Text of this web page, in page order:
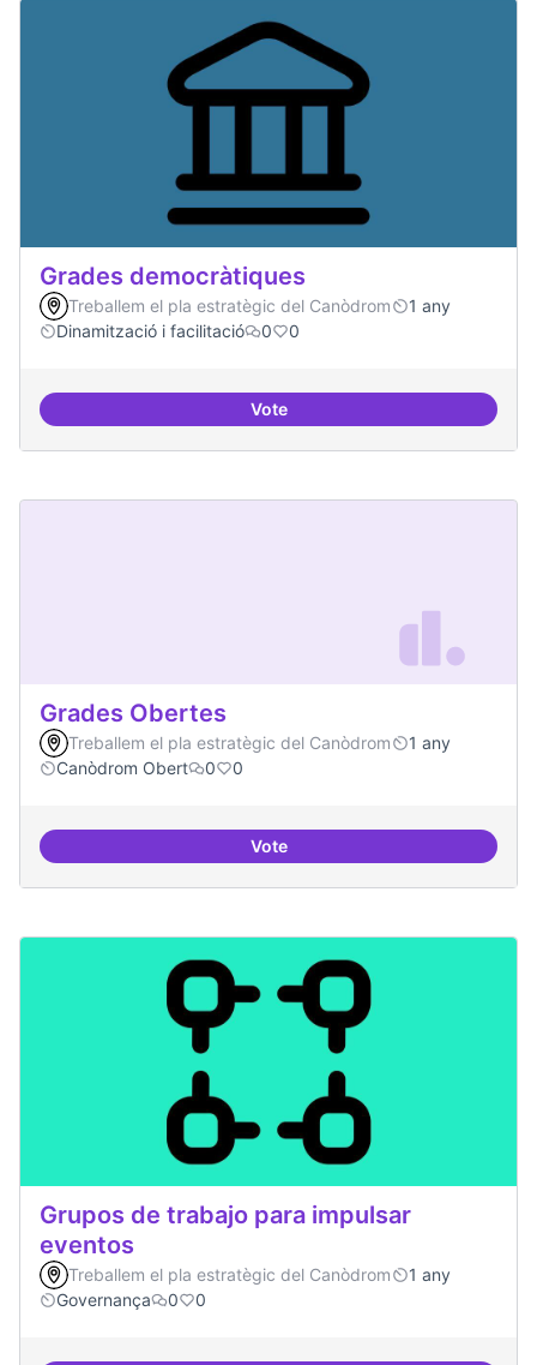
Grades democràtiques
Treballem el pla estratègic del Canòdrom
1 any
Dinamització i facilitació
0 0
VoteGrades democràtiques
Grades Obertes
Treballem el pla estratègic del Canòdrom
1 any
Canòdrom Obert
0 0
VoteGrades Obertes
Grupos de trabajo para impulsar
eventos
Treballem el pla estratègic del Canòdrom
1 any
Governança
0 0